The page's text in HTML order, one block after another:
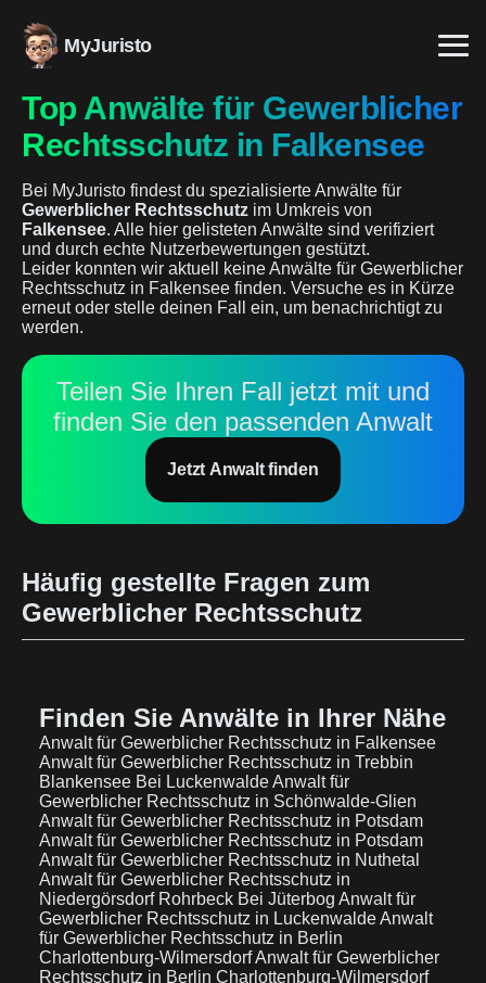
MyJuristo
Top Anwälte für Gewerblicher
Rechtsschutz in Falkensee
Bei MyJuristo findest du spezialisierte Anwälte für
Gewerblicher Rechtsschutz im Umkreis von
Falkensee. Alle hier gelisteten Anwälte sind verifiziert
und durch echte Nutzerbewertungen gestützt.
Leider konnten wir aktuell keine Anwälte für Gewerblicher
Rechtsschutz in Falkensee finden. Versuche es in Kürze
erneut oder stelle deinen Fall ein, um benachrichtigt zu
werden.
Teilen Sie Ihren Fall jetzt mit und
finden Sie den passenden Anwalt
Jetzt Anwalt finden
Häufig gestellte Fragen zum
Gewerblicher Rechtsschutz
Finden Sie Anwälte in Ihrer Nähe
Anwalt für Gewerblicher Rechtsschutz in Falkensee
Anwalt für Gewerblicher Rechtsschutz in Trebbin
Blankensee Bei LuckenwaldeAnwalt für
Gewerblicher Rechtsschutz in Schönwalde-Glien
Anwalt für Gewerblicher Rechtsschutz in Potsdam
Anwalt für Gewerblicher Rechtsschutz in Potsdam
Anwalt für Gewerblicher Rechtsschutz in Nuthetal
Anwalt für Gewerblicher Rechtsschutz in
Niedergörsdorf Rohrbeck Bei Jüterbog Anwalt für
Gewerblicher Rechtsschutz in LuckenwaldeAnwalt
für Gewerblicher Rechtsschutz in Berlin
Charlottenburg-WilmersdorfAnwalt für Gewerblicher
Rechtsschutz in Berlin Charlottenburg-Wilmersdorf